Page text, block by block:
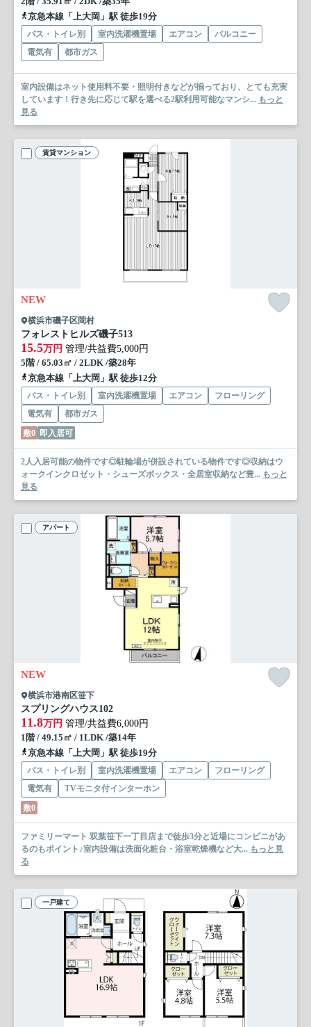
京急本線「上大岡」駅 徒歩19分
バス・トイレ別 室内洗濯機置場 エアコン
バルコニー
電気有
都市ガス
室内設備はネット使用料不要・照明付きなどが揃っており、とても充実
しています！行き先に応じて駅を選べる2駅利用可能なマンシ... もっと
見る
賃貸マンション
NEW
横浜市磯子区岡村
フォレストヒルズ磯子513
15.5万円 管理/共益費5,000円
5階 / 65.03㎡ / 2LDK /築28年
京急本線「上大岡」駅 徒歩12分
バス・トイレ別 室内洗濯機置場 エアコン
フローリング
電気有
都市ガス
敷0 即入居可
2人入居可能の物件です◎駐輪場が併設されている物件です◎収納はウ
ォークインクロゼット・シューズボックス・全居室収納など豊... もっと
見る
アパート
NEW
横浜市港南区笹下
スプリングハウス102
11.8万円 管理/共益費6,000円
1階 / 49.15㎡ / 1LDK /築14年
京急本線「上大岡」駅 徒歩19分
バス・トイレ別 室内洗濯機置場 エアコン
フローリング
電気有
TVモニタ付インターホン
敷0
ファミリーマート 双葉笹下一丁目店まで徒歩3分と近場にコンビニがあ
るのもポイント♪室内設備は洗面化粧台・浴室乾燥機など大... もっと見
る
一戸建て